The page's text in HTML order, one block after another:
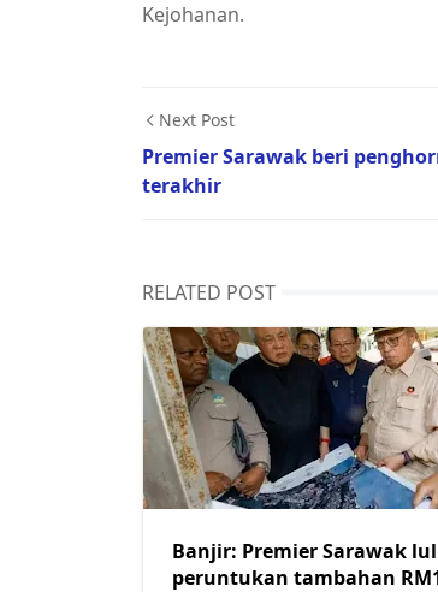
Kejohanan.
Next Post
Premier Sarawak beri
terakhir
RELATED POST
Banjir: Premier Sarawak
peruntukan tambahan